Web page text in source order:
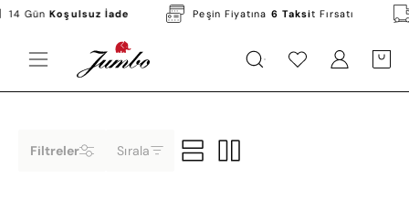
Skip
content
14 GünKoşulsuz İade Peşin Fiyatına6 Taksit Fırsatı
Open
navigation
KATEGORILERMARKALAR KAMPANYALAR Hesabım OPEN
Hesabım
Sırala
Filtreler